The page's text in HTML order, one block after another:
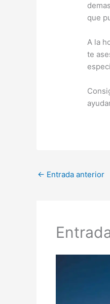
que
A la
te
← Entrada anterior